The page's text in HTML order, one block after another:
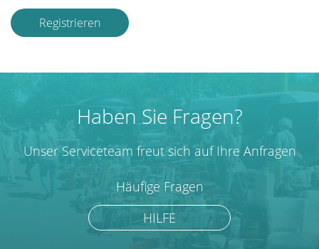
Registrieren
Haben Sie Fragen?
Unser Serviceteam freut sich auf Ihre Anfragen
Häufige Fragen
HILFE